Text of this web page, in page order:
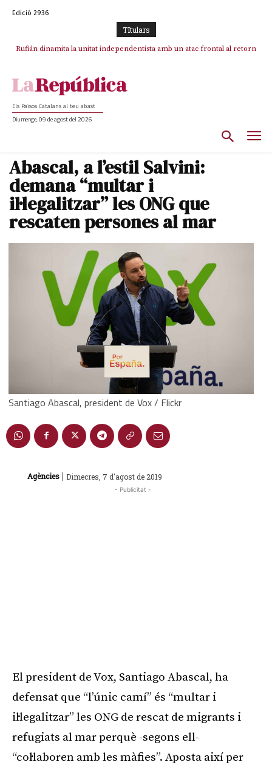
Edició 2936
TItulars
Rufián dinamita la unitat independentista amb un atac frontal al retorn
Puigdemont reivindica la transparència del seu retorn i manté el pols
Els Països Catalans al teu abast
Diumenge, 09 de agost del 2026
Abascal, a l’estil Salvini:
demana “multar i
il·legalitzar” les ONG que
rescaten persones al mar
Santiago Abascal, president de Vox / Flickr
Agències | Dimecres, 7 d'agost de 2019
- Publicitat -
El president de Vox, Santiago Abascal, ha
defensat que “l’únic camí” és “multar i
il·legalitzar” les ONG de rescat de migrants i
refugiats al mar perquè -segons ell-
“col·laboren amb les màfies”. Aposta així per